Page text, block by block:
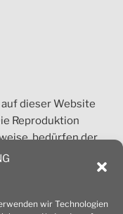
wir Technologien
dieser Website
Reproduktion
bedürfen der
Nutzung ist
des